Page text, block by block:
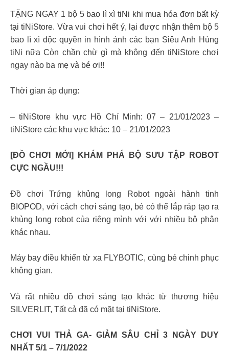
TẶNG NGAY 1 bộ 5 bao lì xì tiNi khi mua hóa đơn bất kỳ
tại tiNiStore. Vừa vui chơi hết ý, lại được nhận thêm bộ 5
bao lì xì độc quyền in hình ảnh các bạn Siêu Anh Hùng
tiNi nữa Còn chần chừ gì mà không đến tiNiStore chơi
ngay nào ba mẹ và bé ơi!!
Thời gian áp dụng:
– tiNiStore khu vực Hồ Chí Minh: 07 – 21/01/2023 –
tiNiStore các khu vực khác: 10 – 21/01/2023
[ĐỒ CHƠI MỚI] KHÁM PHÁ BỘ SƯU TẬP ROBOT
CỰC NGẦU!!!
Đồ chơi Trứng khủng long Robot ngoài hành tinh
BIOPOD, với cách chơi sáng tạo, bé có thể lắp ráp tạo ra
khủng long robot của riêng mình với với nhiều bộ phận
khác nhau.
Máy bay điều khiển từ xa FLYBOTIC, cùng bé chinh phục
không gian.
Và rất nhiều đồ chơi sáng tạo khác từ thương hiệu
SILVERLIT, Tất cả đã có mặt tại tiNiStore.
CHƠI VUI THẢ GA- GIẢM SÂU CHỈ 3 NGÀY DUY
NHẤT 5/1 – 7/1/2022​